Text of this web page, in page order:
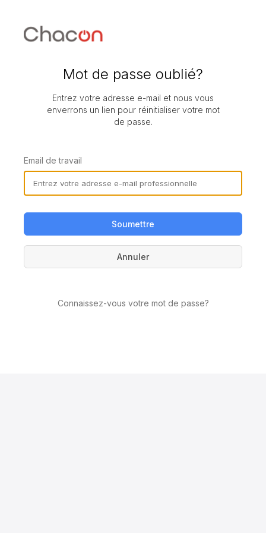
Mot de passe oublié?
Entrez votre adresse e-mail et nous vous
enverrons un lien pour réinitialiser votre mot
de passe.
Email de travail
Connaissez-vous votre mot de passe?